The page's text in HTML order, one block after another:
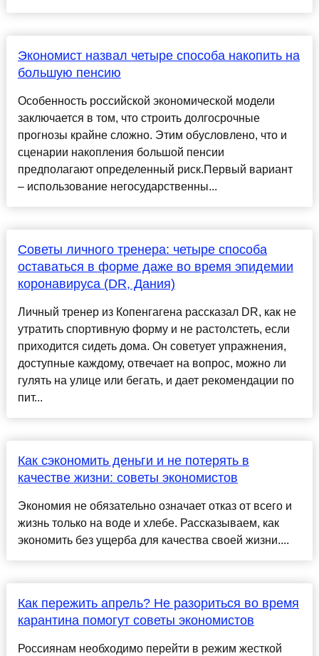
Экономист назвал четыре способа накопить на
большую пенсию
Особенность российской экономической модели
заключается в том, что строить долгосрочные
прогнозы крайне сложно. Этим обусловлено, что и
сценарии накопления большой пенсии
предполагают определенный риск.Первый вариант
– использование негосударственны...
Советы личного тренера: четыре способа
оставаться в форме даже во время эпидемии
коронавируса (DR, Дания)
Личный тренер из Копенгагена рассказал DR, как не
утратить спортивную форму и не растолстеть, если
приходится сидеть дома. Он советует упражнения,
доступные каждому, отвечает на вопрос, можно ли
гулять на улице или бегать, и дает рекомендации по
пит...
Как сэкономить деньги и не потерять в
качестве жизни: советы экономистов
Экономия не обязательно означает отказ от всего и
жизнь только на воде и хлебе. Рассказываем, как
экономить без ущерба для качества своей жизни....
Как пережить апрель? Не разориться во время
карантина помогут советы экономистов
Россиянам необходимо перейти в режим жесткой